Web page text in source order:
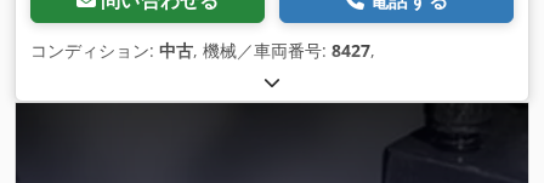
コンディション: 中古, 機械／車両番号: 8427,